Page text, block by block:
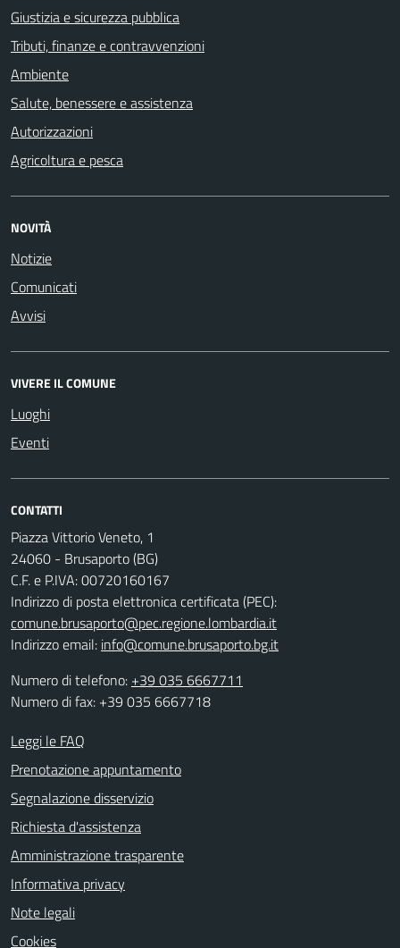
Giustizia e sicurezza pubblica
Tributi, finanze e contravvenzioni
Ambiente
Salute, benessere e assistenza
Autorizzazioni
Agricoltura e pesca
NOVITÀ
Notizie
Comunicati
Avvisi
VIVERE IL COMUNE
Luoghi
Eventi
CONTATTI
Piazza Vittorio Veneto, 1
24060 - Brusaporto (BG)
C.F. e P.IVA: 00720160167
Indirizzo di posta elettronica certificata (PEC):
comune.brusaporto@pec.regione.lombardia.it
Indirizzo email: info@comune.brusaporto.bg.it
Numero di telefono: +39 035 6667711
Numero di fax: +39 035 6667718
Leggi le FAQ
Prenotazione appuntamento
Segnalazione disservizio
Richiesta d'assistenza
Amministrazione trasparente
Informativa privacy
Note legali
Cookies